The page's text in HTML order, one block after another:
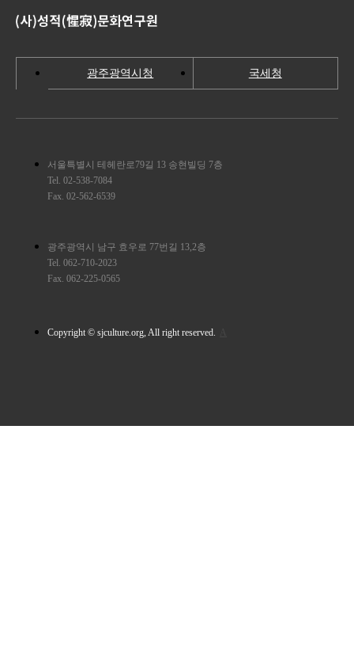
광주광역시청 국세청
서울특별시 테헤란로79길 13 송현빌딩 7층
Tel. 02-538-7084
Fax. 02-562-6539
광주광역시 남구 효우로 77번길 13,2층
Tel. 062-710-2023
Fax. 062-225-0565
Copyright © sjculture.org, All right reserved.